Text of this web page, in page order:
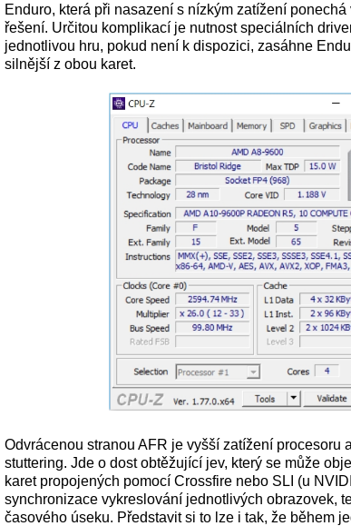
Enduro, která při nasazení s nízkým zatížení
řešení. Určitou komplikací je nutnost speciálních
jednotlivou hru, pokud není k dispozici, zasáhne
silnější z obou karet.
Odvrácenou stranou AFR je vyšší zatížení procesoru
stuttering. Jde o dost obtěžující jev, který se může
karet propojených pomocí Crossfire nebo SLI (u
synchronizace vykreslování jednotlivých obrazovek,
časového úseku. Představit si to lze i tak, že během